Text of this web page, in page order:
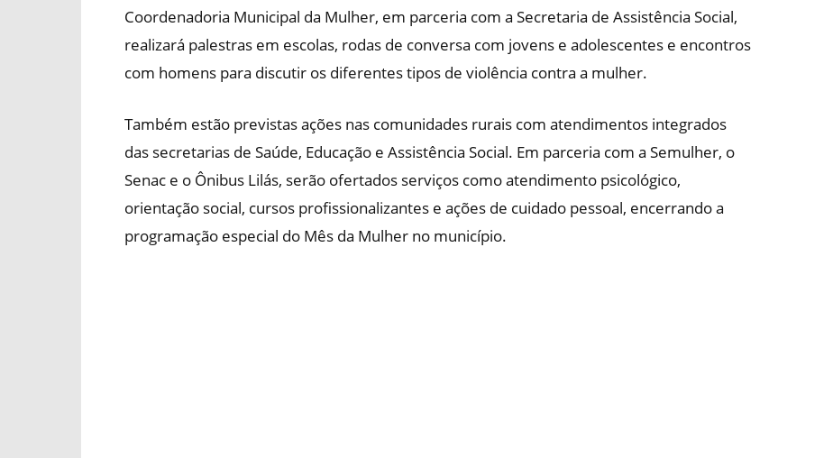
Coordenadoria Municipal da Mulher, em parceria com a Secretaria de Assistência Social,
realizará palestras em escolas, rodas de conversa com jovens e adolescentes e encontros
com homens para discutir os diferentes tipos de violência contra a mulher.
Também estão previstas ações nas comunidades rurais com atendimentos integrados
das secretarias de Saúde, Educação e Assistência Social. Em parceria com a Semulher, o
Senac e o Ônibus Lilás, serão ofertados serviços como atendimento psicológico,
orientação social, cursos profissionalizantes e ações de cuidado pessoal, encerrando a
programação especial do Mês da Mulher no município.